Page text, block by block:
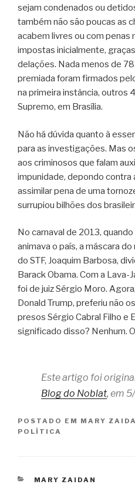
sejam condenados ou
também não são poucas as
acabem livres ou com penas
impostas inicialmente,
delações. Nada menos de
premiada foram firmados
na primeira instância, outros
Supremo, em Brasília.
Não há dúvida quanto à
para as investigações. Mas
aos criminosos que falam
impunidade, depondo contra
assimilar pena de uma
surrupiou bilhões dos
No carnaval de 2013,
animava o país, a máscara
do STF, Joaquim Barbosa,
Barack Obama. Com a Lava-
foi de juiz Sérgio Moro.
Donald Trump, preferiu não
presos Sérgio Cabral Filho e
significado disso? Nenhum.
Este artigo foi
Blog do Noblat, em
POSTADO EM MARY
POLÍTICA
CATEGORIAS
MARY ZAIDAN